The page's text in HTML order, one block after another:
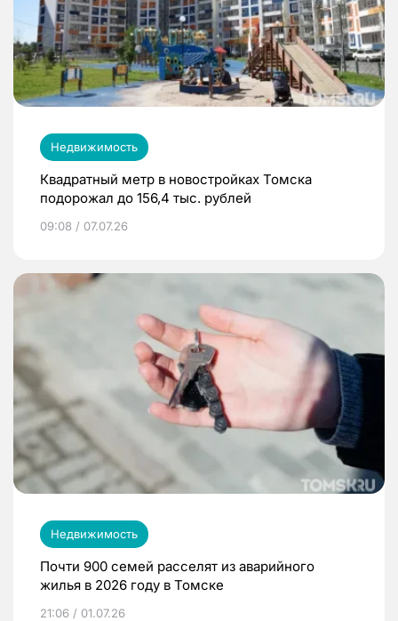
Недвижимость
Квадратный метр в новостройках Томска
подорожал до 156,4 тыс. рублей
09:08 / 07.07.26
Недвижимость
Почти 900 семей расселят из аварийного
жилья в 2026 году в Томске
21:06 / 01.07.26